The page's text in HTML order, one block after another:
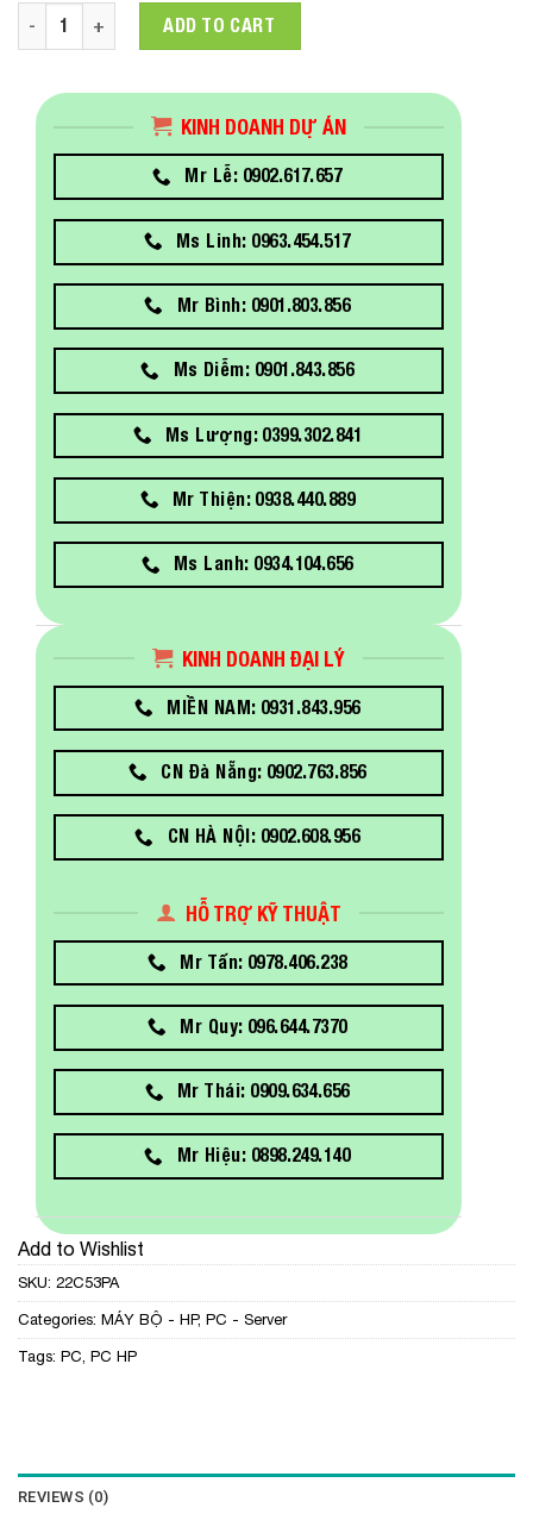
PC HP ProDesk 400 G7 MT (22C53PA) (i3-10100/4GB RAM/
ADD TO CART
KINH DOANH DỰ ÁN
Mr Lễ: 0902.617.657
Ms Linh: 0963.454.517
Mr Bình: 0901.803.856
Ms Diễm: 0901.843.856
Ms Lượng: 0399.302.841
Mr Thiện: 0938.440.889
Ms Lanh: 0934.104.656
KINH DOANH ĐẠI LÝ
MIỀN NAM: 0931.843.956
CN Đà Nẵng: 0902.763.856
CN HÀ NỘI: 0902.608.956
HỖ TRỢ KỸ THUẬT
Mr Tấn: 0978.406.238
Mr Quy: 096.644.7370
Mr Thái: 0909.634.656
Mr Hiệu: 0898.249.140
Add to Wishlist
SKU: 22C53PA
Categories: MÁY BỘ - HP, PC - Server
Tags: PC PC HP
REVIEWS (0)